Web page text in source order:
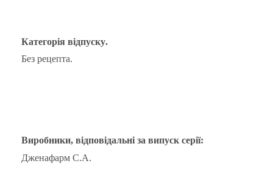
Категорія відпуску.
Без рецепта.
Виробники, відповідальні за випуск серії:
Дженафарм С.А.